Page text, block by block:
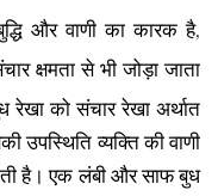
और वाणी का कारक है,
क्षमता से भी जोड़ा जाता
को संचार रेखा अर्थात
उपस्थिति व्यक्ति की वाणी
है। एक लंबी और साफ बुध